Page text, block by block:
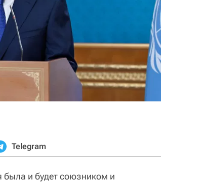
Telegram
была и будет союзником и